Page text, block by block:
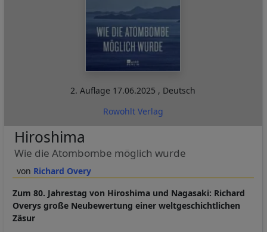
2. Auflage 17.06.2025 , Deutsch
Rowohlt Verlag
Richard Overy
Hiroshima
Wie die Atombombe möglich wurde
Zum 80. Jahrestag von Hiroshima und Nagasaki: Richard
Overys große Neubewertung einer weltgeschichtlichen
Zäsur